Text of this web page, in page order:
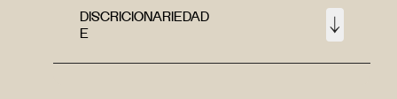
DISCRICIONARIEDAD
E